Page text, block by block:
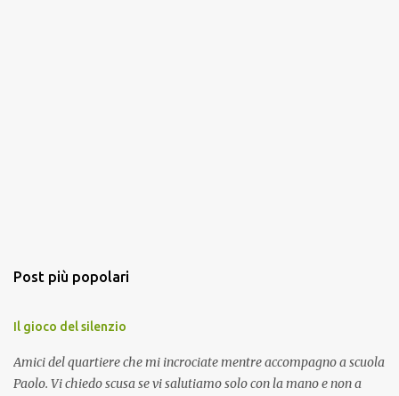
Post più popolari
Il gioco del silenzio
Amici del quartiere che mi incrociate mentre accompagno a scuola
Paolo. Vi chiedo scusa se vi salutiamo solo con la mano e non a